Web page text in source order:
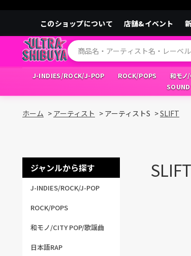
このショップについて 店舗&イベント
J-INDIES/ROCK/J-POP ROCK/POPS 和モノ
ホーム > アーティスト > アーティストS >SLIFT
ジャンルから探す
J-INDIES/ROCK/J-POP
ROCK/POPS
和モノ/CITY POP/歌謡曲
日本語RAP
SLIFT